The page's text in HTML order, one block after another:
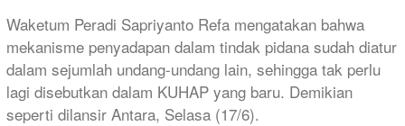
Waketum Peradi Sapriyanto Refa mengatakan bahwa
mekanisme penyadapan dalam tindak pidana sudah diatur
dalam sejumlah undang-undang lain, sehingga tak perlu
lagi disebutkan dalam KUHAP yang baru. Demikian
seperti dilansir Antara, Selasa (17/6).